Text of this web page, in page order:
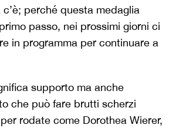
c’è; perché questa medaglia
passo, nei prossimi giorni ci
in programma per continuare a
supporto ma anche
che può fare brutti scherzi
rodate come Dorothea Wierer,